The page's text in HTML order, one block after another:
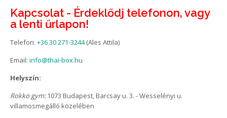
Kapcsolat - Érdeklődj telefonon, vagy
a lenti űrlapon!
Telefon: +36 30 271-3244(Ales Attila)
Email: info@thai-box.hu
Helyszín:
Rokko gym:1073 Budapest, Barcsay u. 3. - Wesselényi u.
villamosmegálló közelében